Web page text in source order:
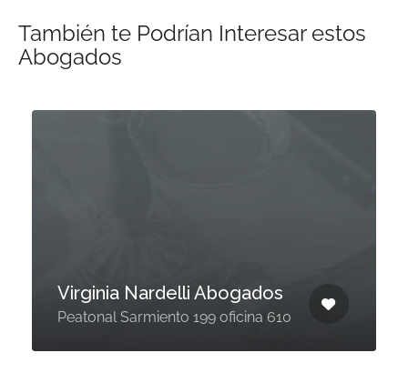
También te Podrían Interesar estos
Abogados
Virginia Nardelli Abogados
Peatonal Sarmiento 199 oficina 610